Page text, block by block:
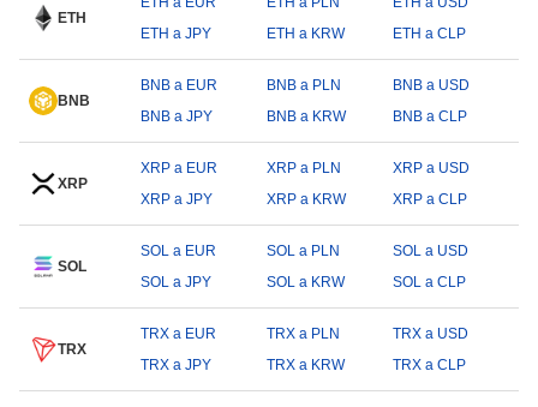
ETH
ETH a JPY
ETH a KRW ETH a CLP
BNB
BNB a EUR BNB a PLN
BNB a USD
BNB a JPY
BNB a KRW BNB a CLP
XRP
XRP a EUR XRP a PLN
XRP a USD
XRP a JPY
XRP a KRW XRP a CLP
SOL
SOL a EUR SOL a PLN
SOL a USD
SOL a JPY
SOL a KRW SOL a CLP
TRX
TRX a EUR TRX a PLN
TRX a USD
TRX a JPY
TRX a KRW TRX a CLP